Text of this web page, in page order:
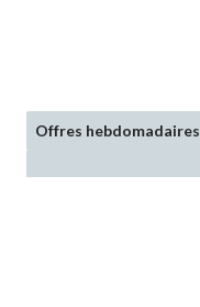
Offres hebdomadaires